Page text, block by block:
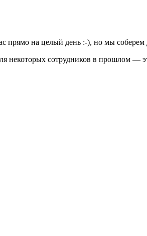
прямо на целый день :-), но мы соберем
некоторых сотрудников в прошлом —